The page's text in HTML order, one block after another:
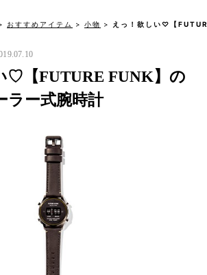
おすすめアイテム 小物 えっ！欲しい♡【
♡【FUTURE FUNK】の
ラー式腕時計